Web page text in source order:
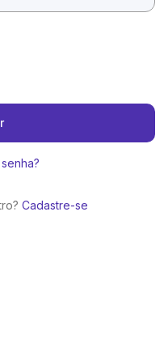
Cadastre-se